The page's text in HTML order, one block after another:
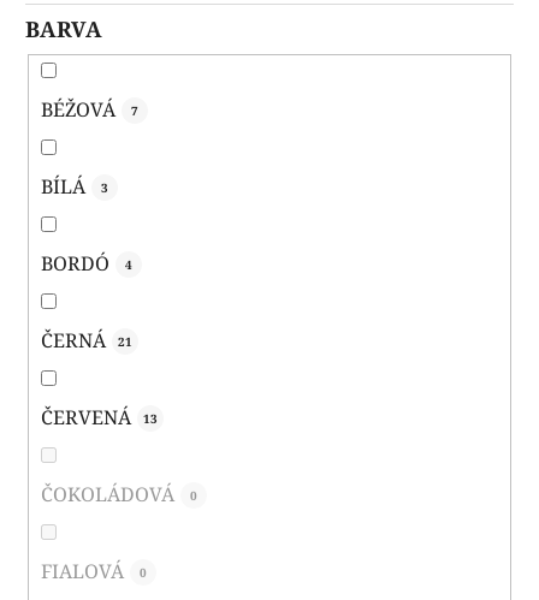
BARVA
BÉŽOVÁ 7
BÍLÁ 3
BORDÓ 4
ČERNÁ 21
ČERVENÁ 13
ČOKOLÁDOVÁ 0
FIALOVÁ 0